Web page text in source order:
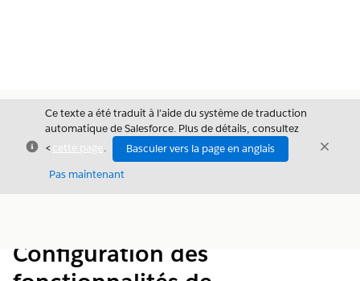
Fermer
Ce texte a été traduit à l’aide du système de traduction
automatique de Salesforce. Plus de détails, consultez
<cette page .
Basculer vers la page en anglais
Pas maintenant
Fermer
Configuration des